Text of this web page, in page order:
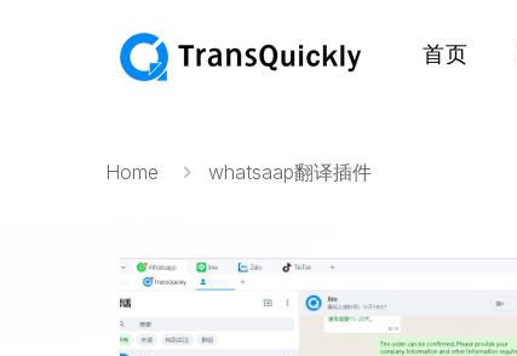
首页
Home whatsaap翻译插件